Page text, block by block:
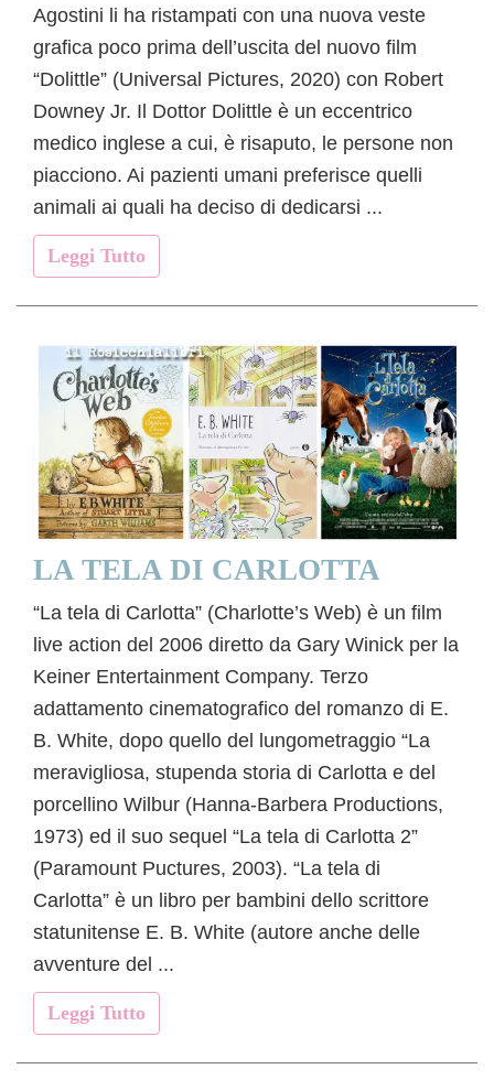
Agostini li ha ristampati con una nuova veste
grafica poco prima dell’uscita del nuovo film
“Dolittle” (Universal Pictures, 2020) con Robert
Downey Jr. Il Dottor Dolittle è un eccentrico
medico inglese a cui, è risaputo, le persone non
piacciono. Ai pazienti umani preferisce quelli
animali ai quali ha deciso di dedicarsi ...
Leggi Tutto
LA TELA DI CARLOTTA
“La tela di Carlotta” (Charlotte’s Web) è un film
live action del 2006 diretto da Gary Winick per la
Keiner Entertainment Company. Terzo
adattamento cinematografico del romanzo di E.
B. White, dopo quello del lungometraggio “La
meravigliosa, stupenda storia di Carlotta e del
porcellino Wilbur (Hanna-Barbera Productions,
1973) ed il suo sequel “La tela di Carlotta 2”
(Paramount Puctures, 2003). “La tela di
Carlotta” è un libro per bambini dello scrittore
statunitense E. B. White (autore anche delle
avventure del ...
Leggi Tutto